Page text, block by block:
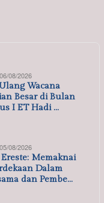
06/08/2026
Wacana
Besar di Bulan
I ET Hadi …
05/08/2026
Ereste: Memaknai
Dalam
dan Pembe…